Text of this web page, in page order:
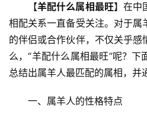
【羊配什么属相最旺】在中
相配关系一直备受关注。对于属
的伴侣或合作伙伴，不仅关乎感
么，“羊配什么属相最旺”呢？下
总结出属羊人最匹配的属相，并
一、属羊人的性格特点